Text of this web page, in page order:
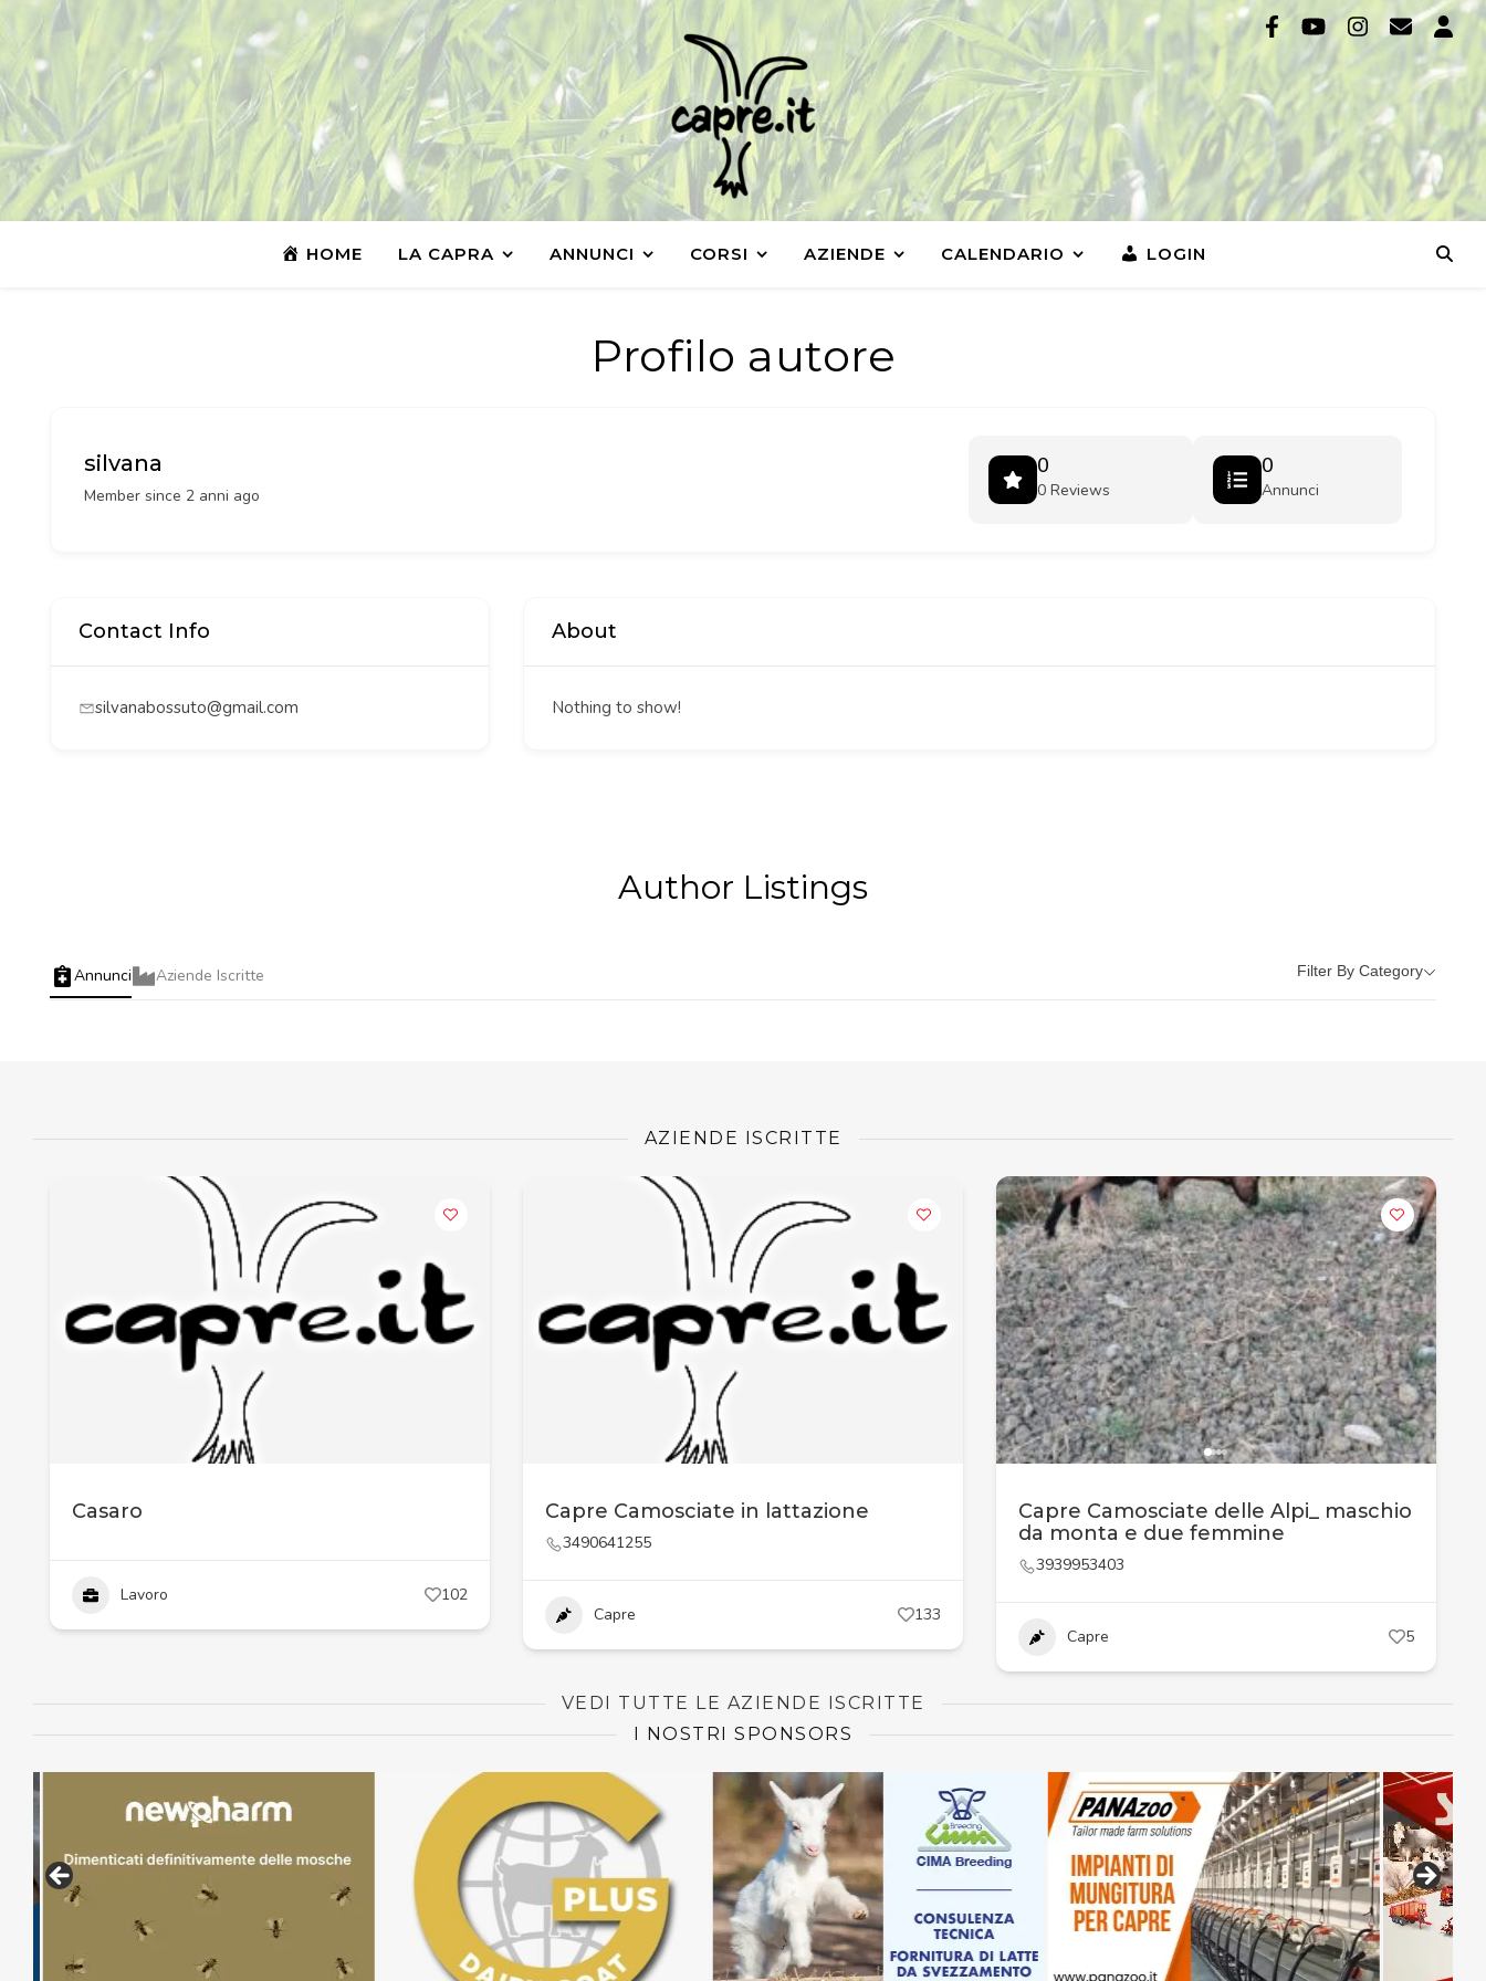
HOME LA CAPRA ANNUNCI CORSI AZIENDE CALENDARIO LOGIN
Profilo autore
silvana
Member since 2 anni ago
0
0 Reviews
0
Annunci
Contact Info
silvanabossuto@gmail.com
About
Nothing to show!
Author Listings
Annunci Aziende Iscritte Filter By Category
AZIENDE ISCRITTE
Casaro
Lavoro 102
Capre Camosciate in lattazione
3490641255
Capre 133
Capre Camosciate delle Alpi_ maschio
da monta e due femmine
3939953403
Capre 5
VEDI TUTTE LE AZIENDE ISCRITTE
I NOSTRI SPONSORS